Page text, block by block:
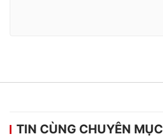
TIN CÙNG CHUYÊN MỤC